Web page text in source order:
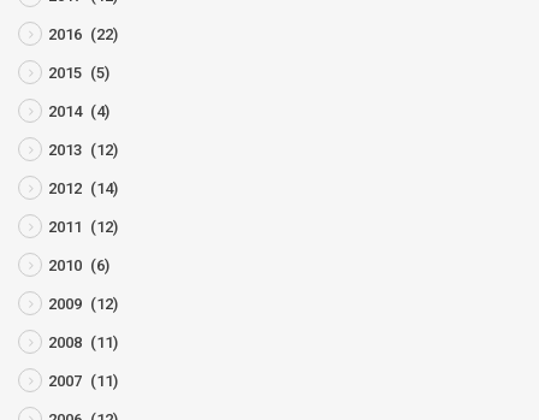
2016 (22)
2015 (5)
2014 (4)
2013 (12)
2012 (14)
2011 (12)
2010 (6)
2009 (12)
2008 (11)
2007 (11)